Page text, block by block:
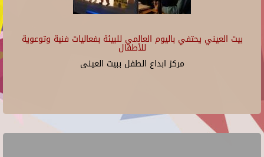
بيت العيني يحتفي باليوم العالمي للبيئة بفعاليات فنية وتوعوية
للأطفال
مركز ابداع الطفل ببيت العينى